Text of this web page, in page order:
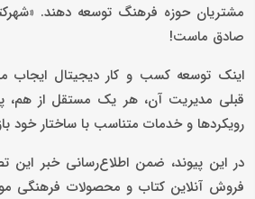
مشتریان حوزه فرهنگ توسعه دهند.
صادق ماست!
اینک توسعه کسب و کار دیجیتال ایجاب
قبلی مدیریت آن، هر یک مستقل از هم،
رویکردها و خدمات متناسب با ساختار خود
در این پیوند، ضمن اطلاع‌رسانی خبر این
فروش آنلاین کتاب و محصولات فرهنگی